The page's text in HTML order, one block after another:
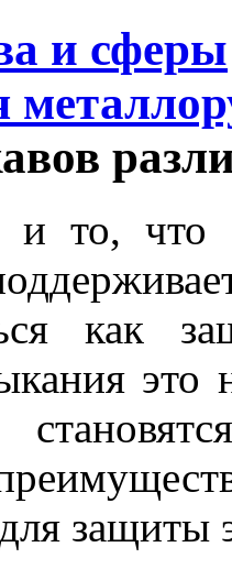
и то, что
как
защиты